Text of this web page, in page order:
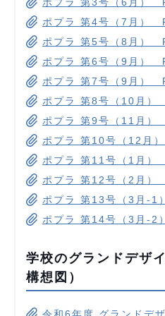
ポプラ 第3号（6月）
ポプラ 第4号（7月）
ポプラ 第5号（8月）
ポプラ 第6号（9月）
ポプラ 第7号（9月）
ポプラ 第8号（10月
ポプラ 第9号（11月
ポプラ 第10号（12月
ポプラ 第11号（1月
ポプラ 第12号（2月
ポプラ 第13号（3月-
ポプラ 第14号（3月-
学校のグランドデザ
構想図）